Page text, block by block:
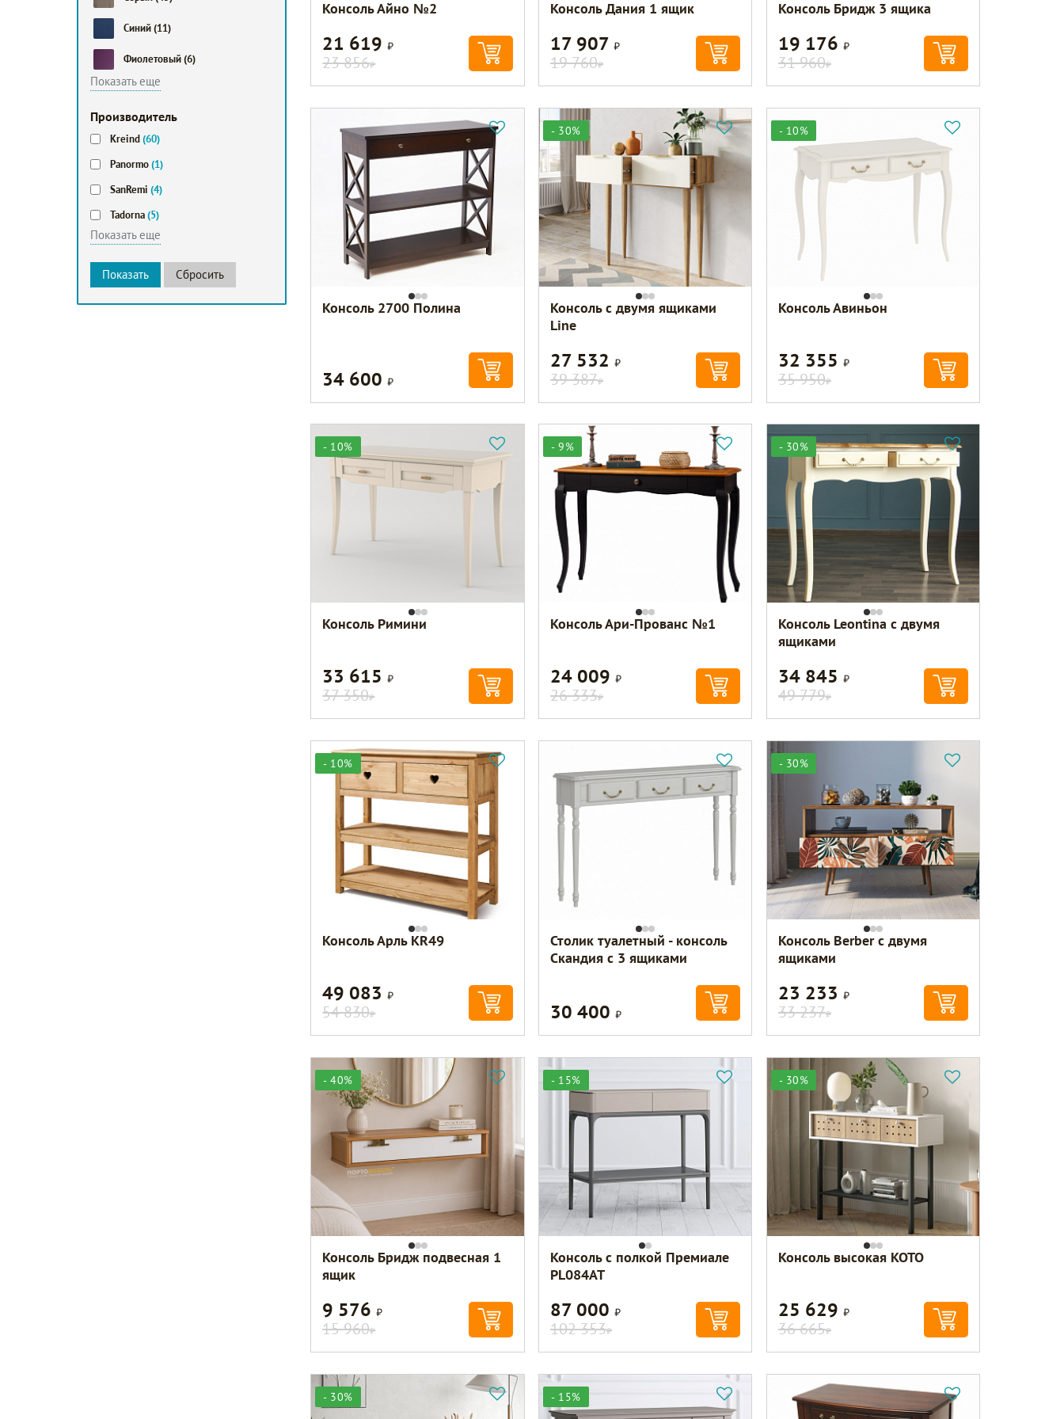
Синий(11)
Фиолетовый(6)
Показать еще
Производитель
Kreind(60)
Panormo(1)
SanRemi(4)
Tadorna(5)
Показать еще
Консоль Айно №2
21 619Р
23 856Р
Консоль Дания 1 ящик
17 907Р
19 760Р
Консоль Бридж 3 ящика
19 176 Р
31 960Р
Консоль 2700 Полина
34 600Р
- 30%
Консоль с двумя ящиками
Line
27 532Р
39 387Р
- 10%
Консоль Авиньон
32 355 Р
35 950Р
- 10%
Консоль Римини
33 615Р
37 350Р
- 9%
Консоль Ари-Прованс №1
24 009Р
26 333Р
- 30%
Консоль Leontina с двумя
ящиками
34 845 Р
49 779Р
- 10%
Консоль Арль KR49
49 083Р
54 830Р
Столик туалетный - консоль
Скандия с 3 ящиками
30 400Р
- 30%
Консоль Berber с двумя
ящиками
23 233 Р
33 237Р
- 40%
Консоль Бридж подвесная 1
ящик
9 576Р
15 960Р
- 15%
Консоль с полкой Премиале
PL084AT
87 000Р
102 353Р
- 30%
Консоль высокая KOTO
25 629 Р
36 665Р
- 30% - 15%